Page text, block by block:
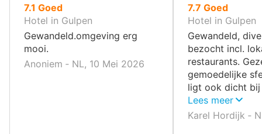
7.1 uit
10
,
Goed
Hotel in Gulpen
Gewandeld.omgeving erg
mooi.
Anoniem ‐ NL, 10 Mei 2026
7.7 uit
10
,
Goed
Hotel in Gulpen
Gewandeld,
bezocht incl.
restaurants.
gemoedelijke
ligt ook dicht bij
diverse steden
Maastricht ed.
Lees meer
Karel Hordijk ‐